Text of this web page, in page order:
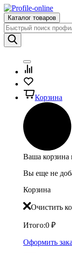
Каталог товаров
Корзина
Ваша корзина
Вы еще не
Корзина
Очистить
Итого:0 ₽
Оформить